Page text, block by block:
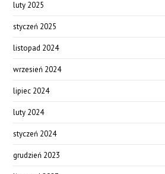
luty 2025
styczeń 2025
listopad 2024
wrzesień 2024
lipiec 2024
luty 2024
styczeń 2024
grudzień 2023